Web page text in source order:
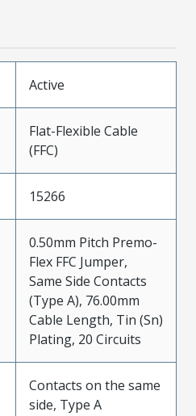
Active
Flat-Flexible Cable
(FFC)
15266
0.50mm Pitch Premo-
Flex FFC Jumper,
Same Side Contacts
(Type A), 76.00mm
Cable Length, Tin (Sn)
Plating, 20 Circuits
Contacts on the same
side, Type A